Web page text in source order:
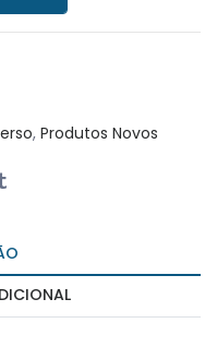
, Produtos Novos